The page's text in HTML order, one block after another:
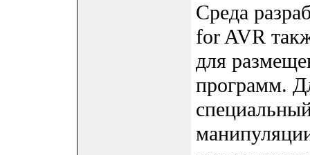
Среда
for AVR
для
программ.